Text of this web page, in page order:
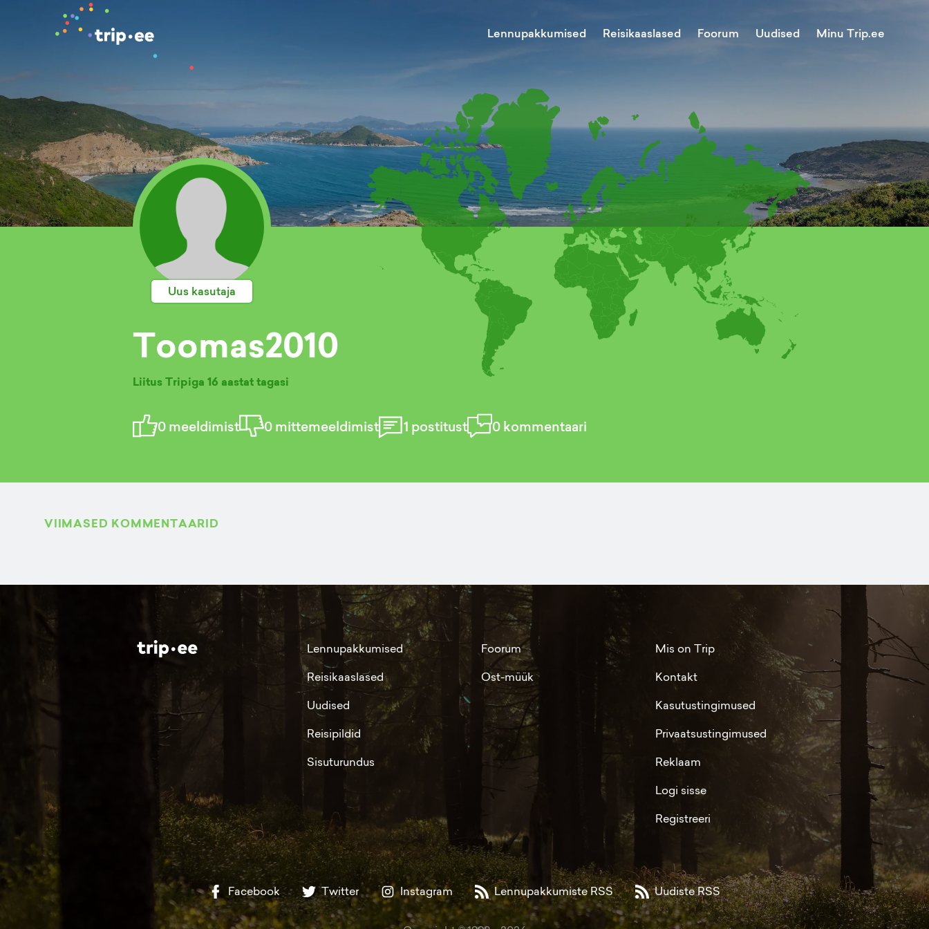
Lennupakkumised Reisikaaslased Foorum Uudised Minu Trip.ee
Uus kasutaja
Toomas2010
Liitus Tripiga 16 aastat tagasi
0meeldimist 0mittemeeldimist 1 postitust 0kommentaari
VIIMASED KOMMENTAARID
Lennupakkumised
Reisikaaslased
Uudised
Reisipildid
Sisuturundus
Foorum
Ost-müük
Mis on Trip
Kontakt
Kasutustingimused
Privaatsustingimused
Reklaam
Logi sisse
Registreeri
Facebook Twitter Instagram Lennupakkumiste RSS Uudiste RSS